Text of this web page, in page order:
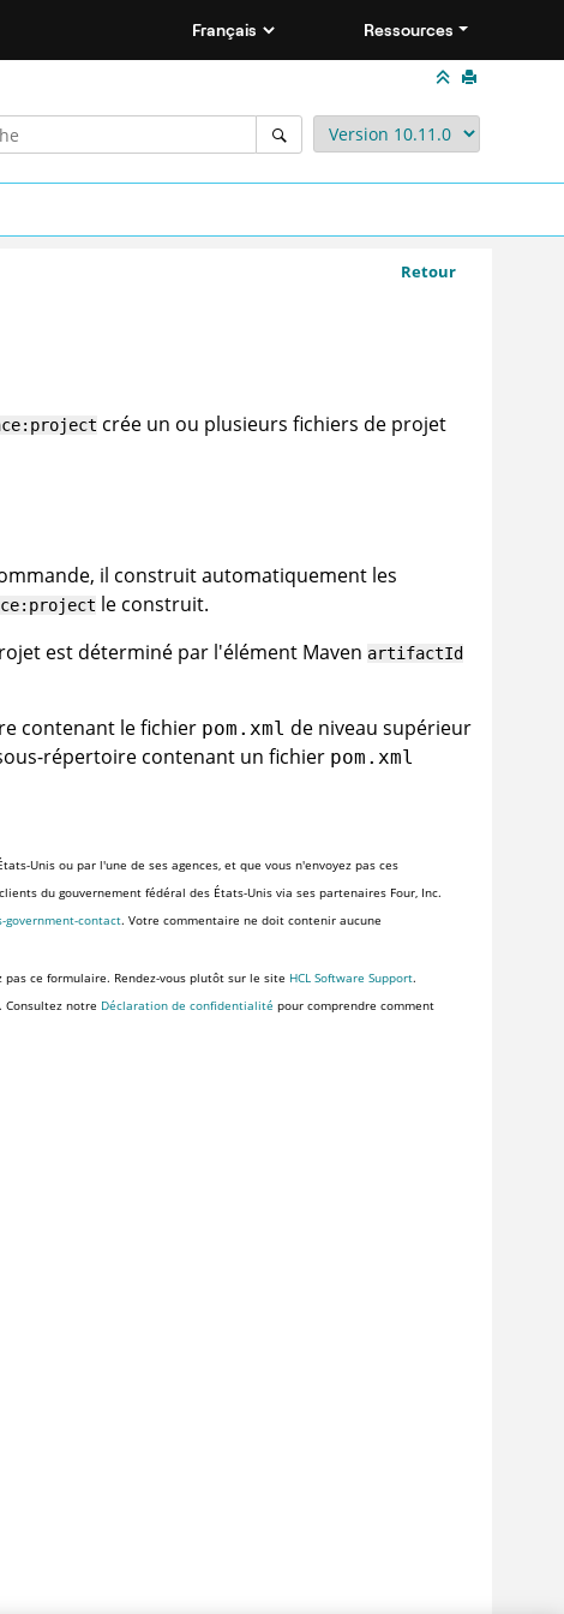
Ressources
Retour
crée un ou plusieurs fichiers de projet
il construit automatiquement les
le construit.
est déterminé par l'élément Maven artifactId
contenant le fichier pom.xml de niveau supérieur
répertoire contenant un fichier pom.xml
Unis ou par l'une de ses agences, et que vous n'envoyez pas ces
du gouvernement fédéral des États-Unis via ses partenaires Four, Inc.
contact. Votre commentaire ne doit contenir aucune
ce formulaire. Rendez-vous plutôt sur le site HCL Software Support.
Consultez notre Déclaration de confidentialité pour comprendre comment